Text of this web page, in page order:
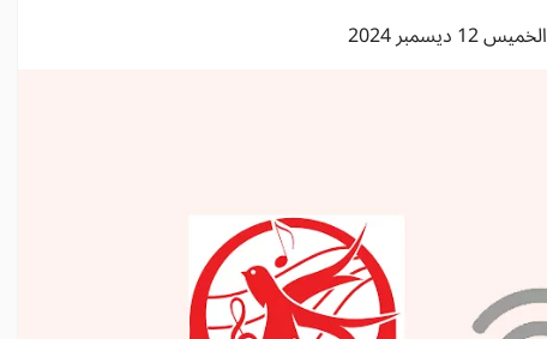
الخميس 12 ديسمبر 2024